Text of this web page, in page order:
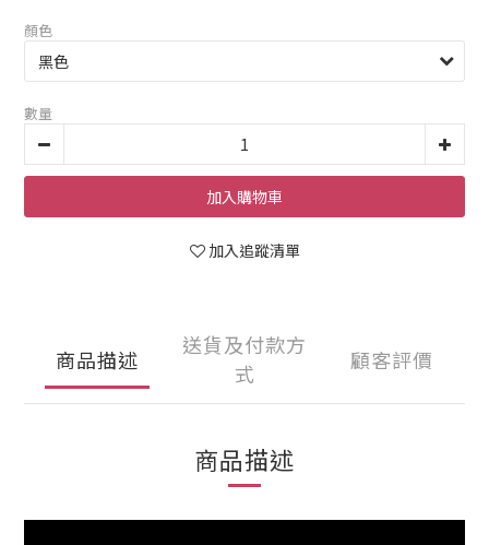
顏色
數量
加入購物車
加入追蹤清單
商品描述
送貨及付款方
式
顧客評價
商品描述